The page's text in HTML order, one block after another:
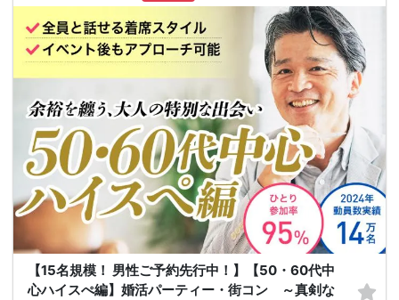
【15名規模！ 男性ご予約先行中！】【50・60代中
心ハイスぺ編】婚活パーティー・街コン ～真剣な